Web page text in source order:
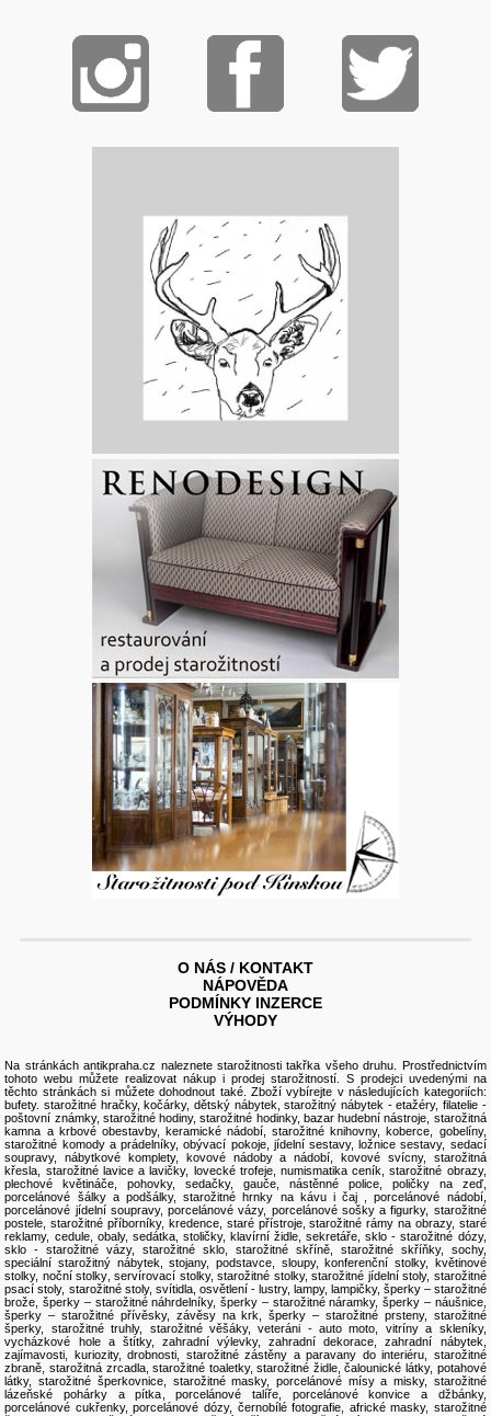
O NÁS / KONTAKT
NÁPOVĚDA
PODMÍNKY INZERCE
VÝHODY
Na stránkách antikpraha.cz naleznete starožitnosti takřka všeho druhu. Prostřednictvím
tohoto webu můžete realizovat nákup i prodej starožitností. S prodejci uvedenými na
těchto stránkách si můžete dohodnout také. Zboží vybírejte v následujících kategoriích:
bufety.starožitné hračky, kočárky,dětský nábytek ,starožitný nábytek -etažéry, filatelie -
poštovní známky, starožitné hodiny, starožitné hodinky, bazar hudební nástroje starožitná
kamna a krbové obestavby, keramické nádobí ,starožitné knihovny,koberce, gobelíny,
starožitné komody a prádelníky,obývací pokoje, jídelní sestavy,ložnice sestavy, sedací
soupravy,nábytkové komplety, kovové nádoby a nádobí ,kovové svícny, starožitná
křesla
starožitné lavice a lavičky, lovecké trofeje, numismatika ceník , starožitné obrazy,
plechové květináče ,pohovky, sedačky, gauče nástěnné police, poličky na zeď,
porcelánové šálky a podšálky, starožitné hrnky na kávu i čaj
,porcelánové nádobí,
porcelánové jídelní soupravy,porcelánové vázy, porcelánové sošky a figurky, starožitné
postele ,starožitné příborníky, kredence, staré přístroje,starožitné rámy na obrazy, staré
reklamy, cedule, obaly, sedátka, stoličky, klavírní židle ,sekretáře ,sklo - starožitné dózy,
sklo - starožitné vázy,starožitné sklo starožitné skříně, starožitné skříňky, sochy,
speciální starožitný nábytek ,stojany, podstavce, sloupy,konferenční stolky, květinové
stolky, noční stolky,servírovací stolky,starožitné stolky,starožitné jídelní stoly, starožitné
psací stoly, starožitné stoly, svítidla, osvětlení - lustry, lampy, lampičky, šperky – starožitné
brože ,šperky – starožitné náhrdelníky,šperky – starožitné náramky,šperky – náušnice,
šperky – starožitné přívěsky, závěsy na krk
,šperky – starožitné prsteny, starožitné
šperky, starožitné truhly, starožitné věšáky,veteráni - auto moto vitríny a skleníky,
vycházkové hole a štítky, zahradní výlevky,zahradní dekorace ,zahradní nábytek
zajímavosti, kuriozity, drobnosti
starožitné zástěny a paravany do interiéru
starožitné
zbraně ,starožitná zrcadla, starožitné toaletky,starožitné židle,čalounické látky, potahové
látky,starožitné šperkovnice, starožitné masky, porcelánové mísy a misky, starožitné
lázeňské pohárky a pítka ,porcelánové talíře, porcelánové konvice a džbánky,
porcelánové cukřenky, porcelánové dózy, černobílé fotografie africké masky, starožitné